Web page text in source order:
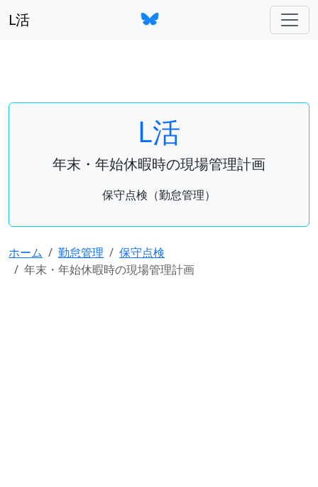
L活
L活
年末・年始休暇時の現場管理計画
保守点検（勤怠管理）
ホーム 勤怠管理
保守点検
年末・年始休暇時の現場管理計画